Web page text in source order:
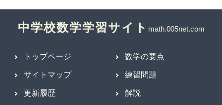
中学校数学学習サイト
トップページ
サイトマップ
更新履歴
数学の要点
練習問題
解説